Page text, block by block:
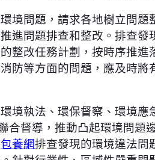
境問題，請求各地樹立問
進問題排查和整改。排查
整改任務計劃，按時序推進
防等方面的問題，應及時
境執法、環保督察、環境
合督導，推動凸起環境問
包養網排查發現的環境違法問